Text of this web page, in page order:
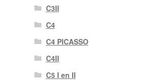
C3II
C4
C4 PICASSO
C4II
C5 I en II